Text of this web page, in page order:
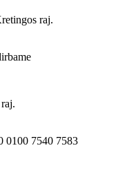
raj.
0100 7540 7583